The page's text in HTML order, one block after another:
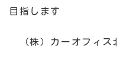
目指します
（株）カーオフィス